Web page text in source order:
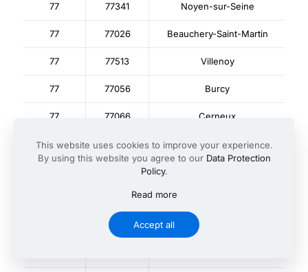
77 77341 Noyen-sur-Seine
77 77026 Beauchery-Saint-Martin
77 77513 Villenoy
77 77056 Burcy
77 77066 Cerneux
77 77246 Léchelle
77335 Chauconin-Neufmontiers
This website uses cookies to improve your experience.
By using this website you agree to our Data Protection
Policy.
Read more
Accept all